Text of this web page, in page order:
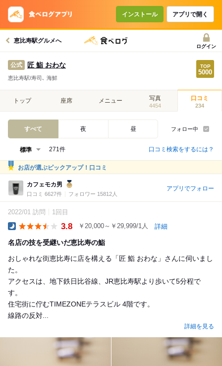
インストール アプリで開く
恵比寿駅グルメへ
ログイン
公式 匠 鮨 おわな
恵比寿駅/寿司､ 海鮮
トップ 座席 メニュー 写真
4454
口コミ
234
すべて 夜 昼 フォロー中
271件 口コミ検索をするには？
お店が選ぶピックアップ！口コミ
カフェモカ男
口コミ 6627件 フォロワー 15812人
アプリでフォロー
2022/01 訪問 1回目
3.8 ￥20,000～￥29,999/1人 詳細
名店の技を受継いだ恵比寿の鮨
おしゃれな街恵比寿に店を構える「匠 鮨 おわな」さんに伺いまし
た。
アクセスは、地下鉄日比谷線、JR恵比寿駅より歩いて5分程で
す。
住宅街に佇むTIMEZONEテラスビル 4階です。
線路の反対...
詳細を見る